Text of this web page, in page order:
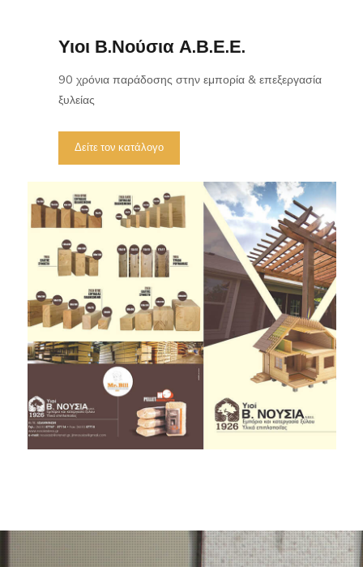
Υιοι Β.Νούσια Α.Β.Ε.Ε.
90 χρόνια παράδοσης στην εμπορία & επεξεργασία
ξυλείας
Δείτε τον κατάλογο